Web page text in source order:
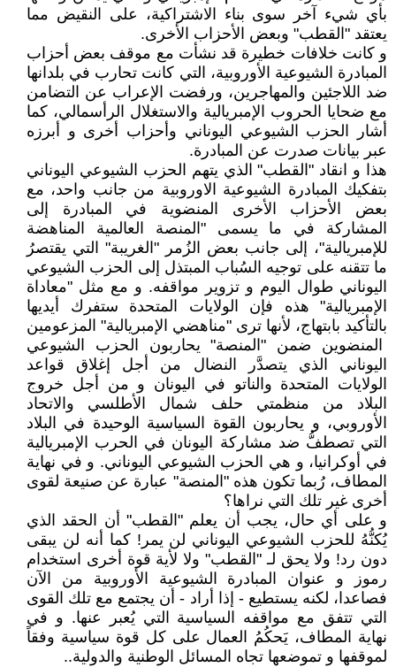
بأي شيء آخر سوى بناء الاشتراكية، على النقيض مما
يعتقد "القطب" وبعض الأحزاب الأخرى.
و كانت خلافات خطيرة قد نشأت مع موقف بعض أحزاب
المبادرة الشيوعية اﻷوروبية، التي كانت تحارب في بلدانها
ضد اللاجئين والمهاجرين، ورفضت اﻹعراب عن التضامن
مع ضحايا الحروب الإمبريالية والاستغلال الرأسمالي، كما
أشار الحزب الشيوعي اليوناني وأحزاب أخرى و أبرزه
عبر بيانات صدرت عن المبادرة.
هذا و انقاد "القطب" الذي يتهم الحزب الشيوعي اليوناني
بتفكيك المبادرة الشيوعية الاوروبية من جانب واحد، مع
بعض الأحزاب الأخرى المنضوية في المبادرة إلى
المشاركة في ما يسمى "المنصة العالمية المناهضة
للإمبريالية"، إلى جانب بعض الزُمر "الغريبة" التي يقتصرُ
ما تتقنه على توجيه السُباب المبتذل إلى الحزب الشيوعي
اليوناني طوال اليوم و تزوير مواقفه. و مع مثل "معاداة
الإمبريالية" هذه فإن الولايات المتحدة ستفرك أيديها
بالتأكيد بابتهاج، لأنها ترى "مناهضي الإمبريالية" المزعومين
المنضوين ضمن "المنصة" يحاربون الحزب الشيوعي
اليوناني الذي يتصدَّر النضال من أجل إغلاق قواعد
الولايات المتحدة والناتو في اليونان و من أجل خروج
البلاد من منظمتي حلف شمال الأطلسي والاتحاد
الأوروبي، و يحاربون القوة السياسية الوحيدة في البلاد
التي تصطفُّ ضد مشاركة اليونان في الحرب الإمبريالية
في أوكرانيا، و هي الحزب الشيوعي اليوناني. و في نهاية
المطاف، رُبما تكون هذه "المنصة" عبارة عن صنيعة لقوى
أخرى غير تلك التي نراها؟
و على أي حال، يجب أن يعلم "القطب" أن الحقد الذي
يُكنُّهُ للحزب الشيوعي اليوناني لن يمر! كما أنه لن يبقى
دون رد! ولا يحق لـ "القطب" ولا لأية قوة أخرى استخدام
رموز و عنوان المبادرة الشيوعية اﻷوروبية من الآن
فصاعدا، لكنه يستطيع - إذا أراد - أن يجتمع مع تلك القوى
التي تتفق مع مواقفه السياسية التي يُعبر عنها. و في
نهاية المطاف، يَحكُمُ العمال على كل قوة سياسية وفقاً
لموقفها و تموضعها تجاه المسائل الوطنية والدولية..